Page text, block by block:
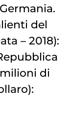
del
– 2018):
di